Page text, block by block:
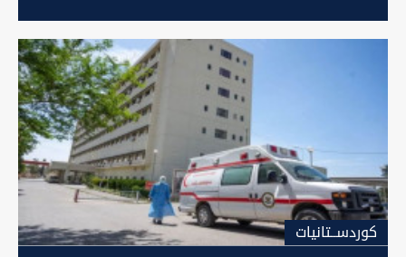
كوردســتانيات